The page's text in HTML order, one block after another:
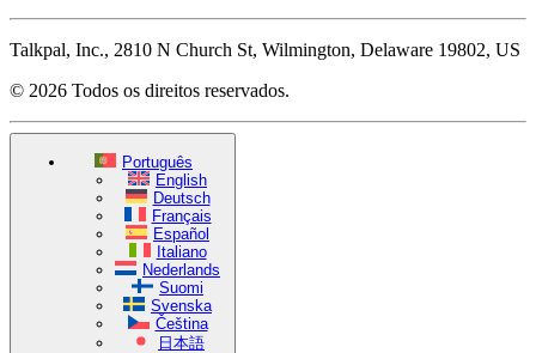
Talkpal, Inc., 2810 N Church St, Wilmington, Delaware 19802, US
© 2026 Todos os direitos reservados.
Português
English
Deutsch
Français
Español
Italiano
Nederlands
Suomi
Svenska
Čeština
日本語